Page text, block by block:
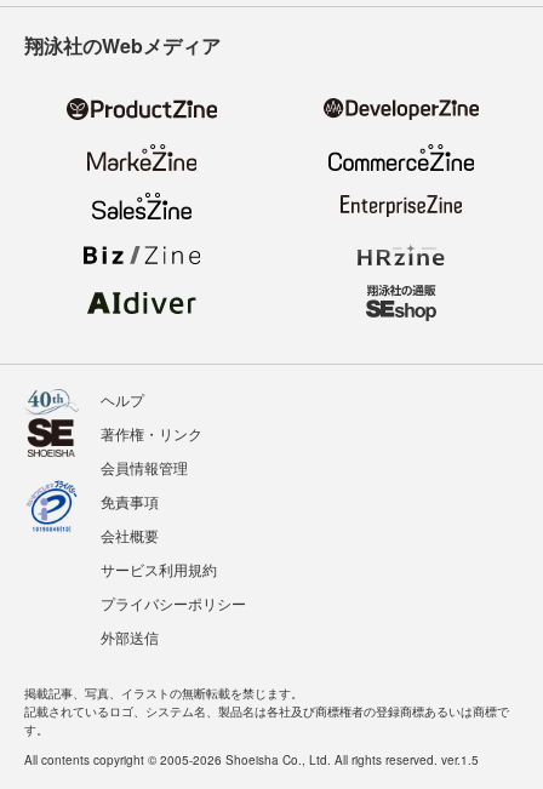
翔泳社のWebメディア
ヘルプ
著作権・リンク
会員情報管理
免責事項
会社概要
サービス利用規約
プライバシーポリシー
外部送信
掲載記事、写真、イラストの無断転載を禁じます。
記載されているロゴ、システム名、製品名は各社及び商標権者の登録商標あるいは商標で
す。
All contents copyright © 2005-2026 Shoeisha Co., Ltd. All rights reserved. ver.1.5